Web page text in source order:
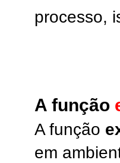
processo,
A função
A função
em